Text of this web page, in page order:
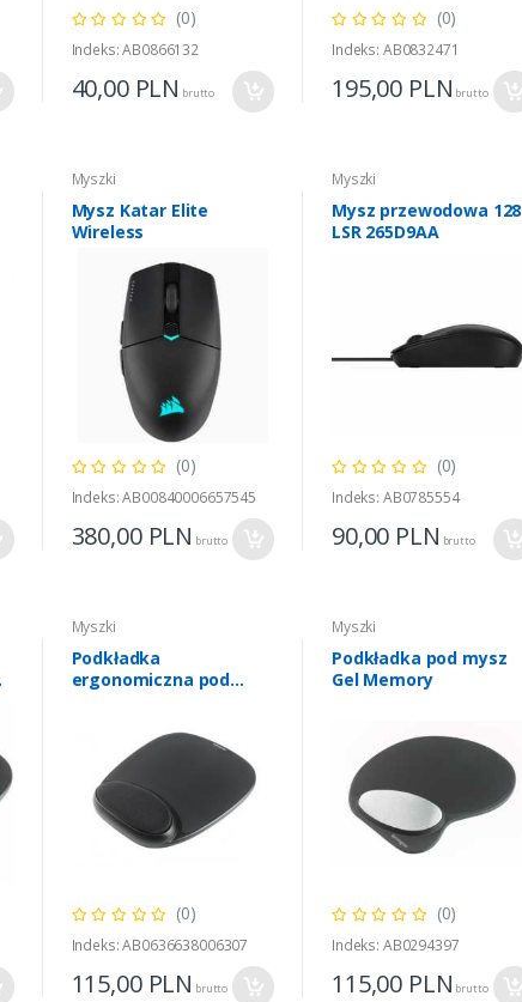
(0)
Indeks: AB0866132
40,00 PLN brutto
(0)
Indeks: AB0832471
195,00 PLN brutto
Myszki
Mysz Katar Elite
Wireless
(0)
Indeks: AB00840006657545
380,00 PLN brutto
Myszki
Mysz przewodowa 128
LSR 265D9AA
(0)
Indeks: AB0785554
90,00 PLN brutto
Myszki
Podkładka
ergonomiczna pod
(0)
Indeks: AB0636638006307
115,00 PLN brutto
Myszki
Podkładka pod mysz
Gel Memory
(0)
Indeks: AB0294397
115,00 PLN brutto